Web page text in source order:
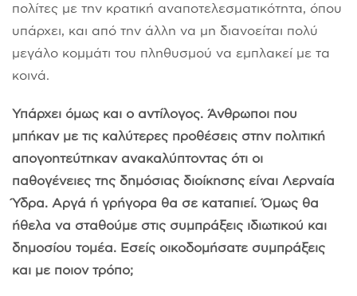
πολίτες με την κρατική αναποτελεσματικότητα, όπου
υπάρχει, και από την άλλη να μη διανοείται πολύ
μεγάλο κομμάτι του πληθυσμού να εμπλακεί με τα
κοινά.
Υπάρχει όμως και ο αντίλογος. Άνθρωποι που
μπήκαν με τις καλύτερες προθέσεις στην πολιτική
απογοητεύτηκαν ανακαλύπτοντας ότι οι
παθογένειες της δημόσιας διοίκησης είναι Λερναία
Ύδρα. Αργά ή γρήγορα θα σε καταπιεί. Όμως θα
ήθελα να σταθούμε στις συμπράξεις ιδιωτικού και
δημοσίου τομέα. Εσείς οικοδομήσατε συμπράξεις
και με ποιον τρόπο;